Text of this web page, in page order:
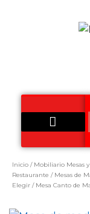
Inicio / Mobiliario Mesas
Restaurante / Mesas de
Elegir / Mesa Canto de